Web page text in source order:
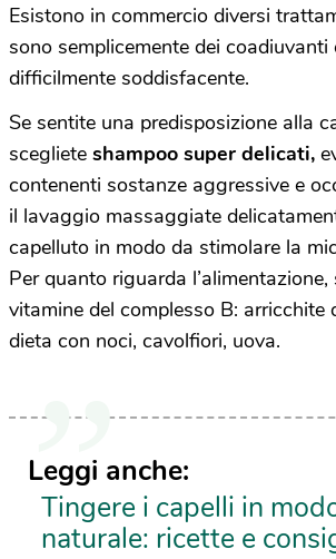
Esistono in commercio diversi
sono semplicemente dei
difficilmente soddisfacente.
Se sentite una predisposizione alla
scegliete shampoo super delicati,
contenenti sostanze aggressive e
il lavaggio massaggiate
capelluto in modo da stimolare la
Per quanto riguarda
vitamine del complesso B: arricchite
dieta con noci, cavolfiori, uova.
Leggi anche:
Tingere i capelli in
naturale: ricette e